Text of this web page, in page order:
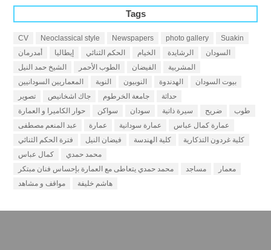
Tags
CV Neoclassical style Newspapers photo gallery
Suakin
أمدرمان
إيطاليا الحكم الثنائي الخيام الرشايدة
السودان
الشيخ حمد النيل
الطوب الأحمر الفيضان
المشربية
المعماريين السودانيين
النوبة النوبيون الهدندوة
بيوت السودان
تصوير
جاك اشخانيص جامعة الخرطوم
حداثة
حوار الكاميرا و العمارة
سواكن سودان سيرة ذاتية ضريح
طوب
عبد المنعم مصطفى
عمارة عمارة سودانية
عمارة كمال عباس
فترة الحكم الثنائي
فيضان النيل كلية الهندسة
كلية غردون التذكارية
كمال عباس
محمد حمدي
محمد حمدي يتعاطى مع العمارة بإحساس فنان مبتكر
مساجد
معمار
مواقف و مشاهد
هاشم خليفة